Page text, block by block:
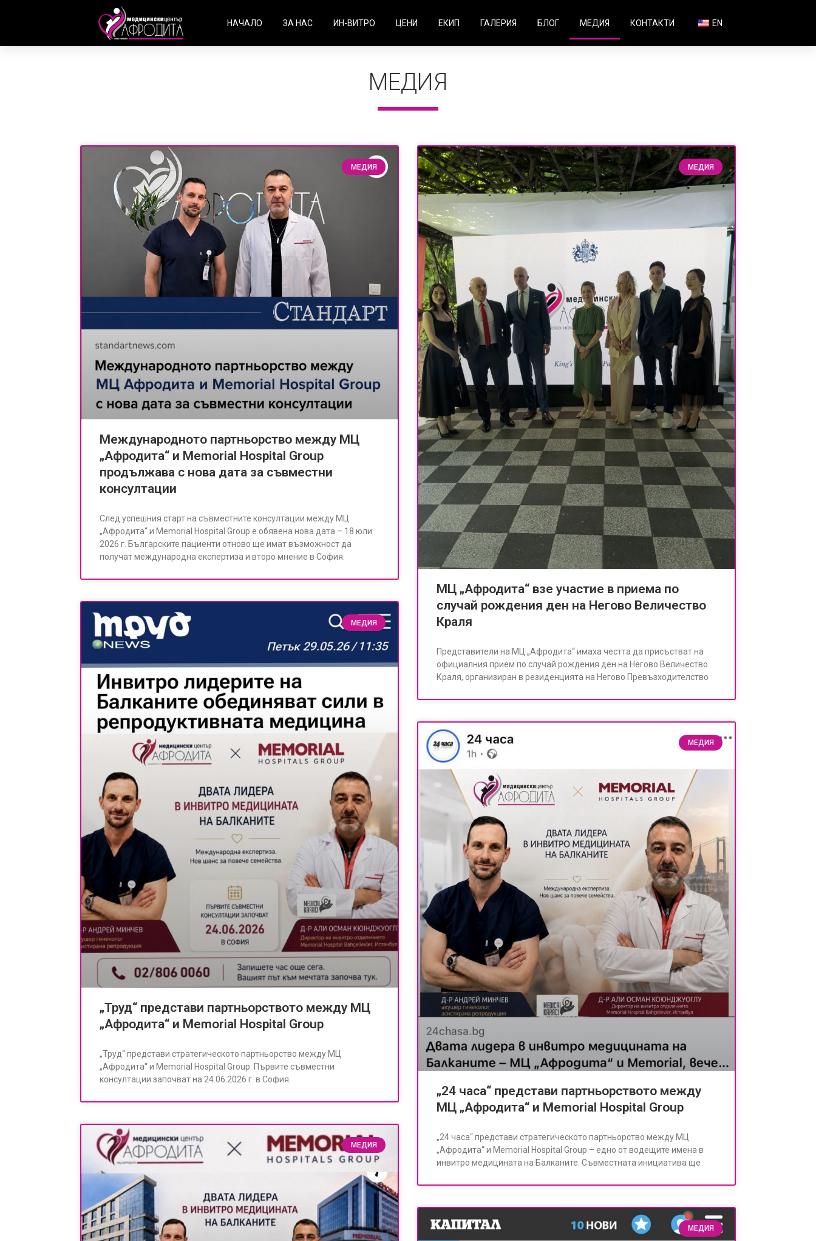
НАЧАЛО ЗА НАС ИН-ВИТРО ЦЕНИ ЕКИП ГАЛЕРИЯ БЛОГ МЕДИЯ КОНТАКТИ EN
МЕДИЯ
МЕДИЯ
Международното партньорство между МЦ
„Афродита“ и Memorial Hospital Group
продължава с нова дата за съвместни
консултации
След успешния старт на съвместните консултации между МЦ
„Афродита“ и Memorial Hospital Group е обявена нова дата – 18 юли
2026 г. Българските пациенти отново ще имат възможност да
получат международна експертиза и второ мнение в София.
МЕДИЯ
МЦ „Афродита“ взе участие в приема по
случай рождения ден на Негово Величество
Краля
Представители на МЦ „Афродита“ имаха честта да присъстват на
официалния прием по случай рождения ден на Негово Величество
Краля, организиран в резиденцията на Негово Превъзходителство
МЕДИЯ
„Труд“ представи партньорството между МЦ
„Афродита“ и Memorial Hospital Group
„Труд“ представи стратегическото партньорство между МЦ
„Афродита“ и Memorial Hospital Group. Първите съвместни
консултации започват на 24.06.2026 г. в София.
МЕДИЯ
„24 часа“ представи партньорството между
МЦ „Афродита“ и Memorial Hospital Group
„24 часа“ представи стратегическото партньорство между МЦ
„Афродита“ и Memorial Hospital Group – едно от водещите имена в
инвитро медицината на Балканите. Съвместната инициатива ще
МЕДИЯ
МЕДИЯ